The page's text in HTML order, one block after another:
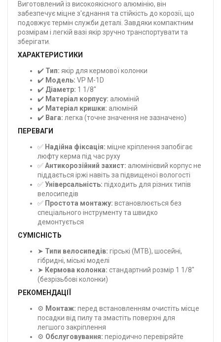
Виготовлений із високоякісного алюмінію, він
забезпечує міцне з'єднання та стійкість до корозії, що
подовжує термін служби деталі. Завдяки компактним
розмірам і легкій вазі якір зручно транспортувати та
зберігати.
ХАРАКТЕРИСТИКИ
✔️ Тип: якір для кермової колонки
✔️ Модель: VP M-1D
✔️ Діаметр: 1 1/8"
✔️ Матеріал корпусу: алюміній
✔️ Матеріал кришки: алюміній
✔️ Вага: легка (точне значення не зазначено)
ПЕРЕВАГИ
✅ Надійна фіксація: міцне кріплення запобігає
люфту керма під час руху
✅Антикорозійний захист: алюмінієвий корпус не
піддається іржі навіть за підвищеної вологості
✅Універсальність: підходить для різних типів
велосипедів
✅ Простота монтажу: встановлюється без
спеціального інструменту та швидко
демонтується
СУМІСНІСТЬ
➤ Типи велосипедів: гірські (MTB), шосейні,
гібридні, міські моделі
➤ Кермова колонка: стандартний розмір 1 1/8"
(безрізьбові колонки)
РЕКОМЕНДАЦІЇ
⚙️ Монтаж: перед встановленням очистіть місце
посадки від пилу та змастіть поверхні для
легшого закріплення
⚙️ Обслуговування: періодично перевіряйте